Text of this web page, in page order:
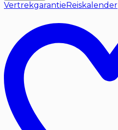
Vertrekgarantie Reiskalender